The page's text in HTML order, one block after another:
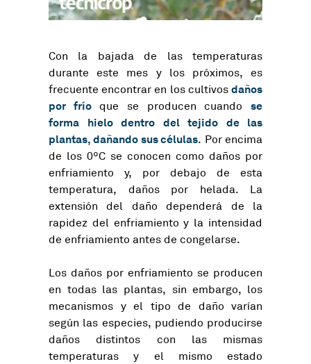
Con la bajada de las temperaturas
durante este mes y los próximos, es
frecuente encontrar en los cultivos daños
por fríoque se producen cuandose
forma hielo dentro del tejido de las
plantas, dañando sus células. Por encima
de los 0ºC se conocen como daños por
enfriamiento y, por debajo de esta
temperatura, daños por helada. La
extensión del daño dependerá de la
rapidez del enfriamiento y la intensidad
de enfriamiento antes de congelarse.
Los daños por enfriamiento se producen
en todas las plantas, sin embargo, los
mecanismos y el tipo de daño varían
según las especies, pudiendo producirse
daños distintos con las mismas
temperaturas y el mismo estado